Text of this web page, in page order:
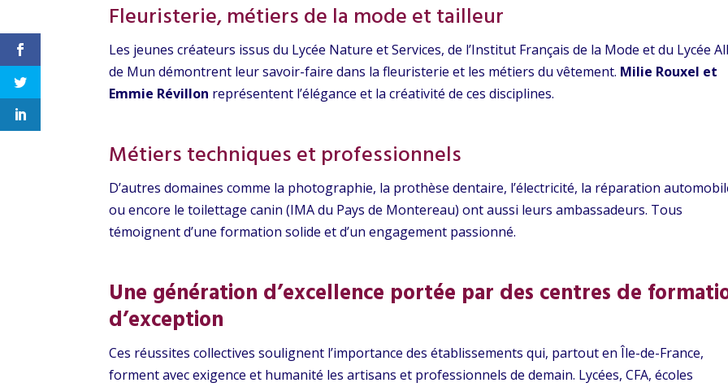
Fleuristerie, métiers de la mode et tailleur
Les jeunes créateurs issus du Lycée Nature et Services, de l’Institut Français de la Mode et du Lycée
de Mun démontrent leur savoir-faire dans la fleuristerie et les métiers du vêtement. Milie Rouxel et
Emmie Révillon représentent l’élégance et la créativité de ces disciplines.
Métiers techniques et professionnels
D’autres domaines comme la photographie, la prothèse dentaire, l’électricité, la réparation
ou encore le toilettage canin (IMA du Pays de Montereau) ont aussi leurs ambassadeurs. Tous
témoignent d’une formation solide et d’un engagement passionné.
Une génération d’excellence portée par des centres de
d’exception
Ces réussites collectives soulignent l’importance des établissements qui, partout en Île-de-France,
forment avec exigence et humanité les artisans et professionnels de demain. Lycées, CFA, écoles